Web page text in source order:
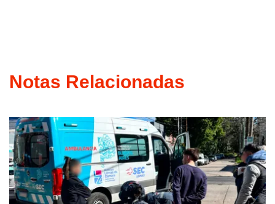
Notas Relacionadas